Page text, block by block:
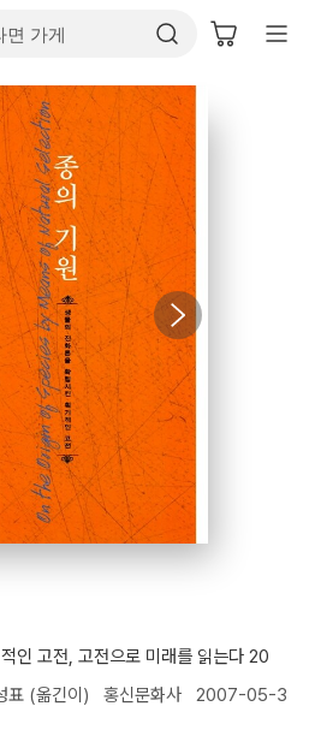
인 고전, 고전으로 미래를 읽는다 20
표 (옮긴이) 홍신문화사 2007-05-3